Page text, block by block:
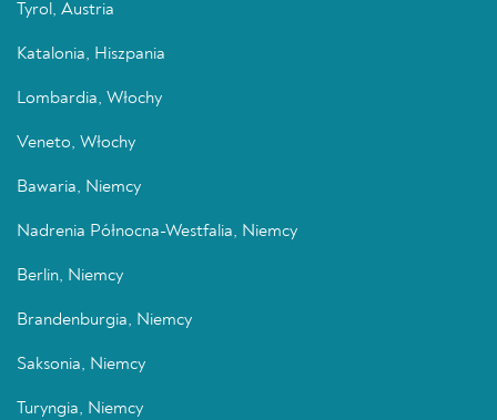
Tyrol, Austria
Katalonia, Hiszpania
Lombardia, Włochy
Veneto, Włochy
Bawaria, Niemcy
Nadrenia Północna-Westfalia, Niemcy
Berlin, Niemcy
Brandenburgia, Niemcy
Saksonia, Niemcy
Turyngia, Niemcy